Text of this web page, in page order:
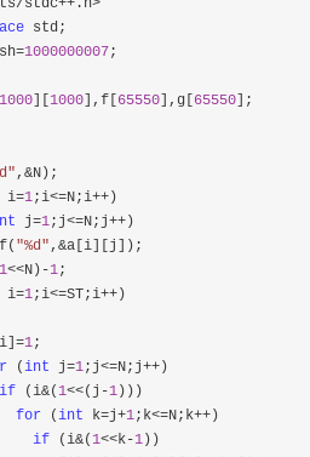
1000000007
1000][ 1000],f[ 65550],g[ 65550
" ,&N);
i=1;i<=N;i++)
j=1;j<=N;j++)
"%d" ,&a[i][j]);
1<<N)-1;
i=1;i<=ST;i++)
=1;
(int j=1;j<=N;j++)
if (i&( 1<<(j-1)))
for (int k=j+1;k<=N;k++)
if (i&( 1<<k-1))